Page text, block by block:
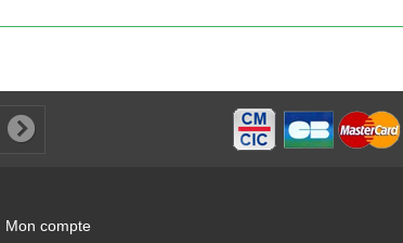
Mon compte